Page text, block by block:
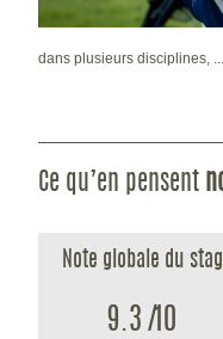
dans plusieurs disciplines, ...
Ce qu’en pensent
Note globale du
9.3 /
10